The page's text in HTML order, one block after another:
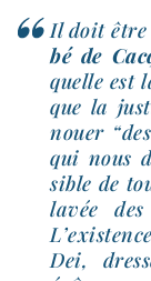
Il doit être
bé de
quelle est
que la
nouer
qui nous
sible de
lavée
Dei,